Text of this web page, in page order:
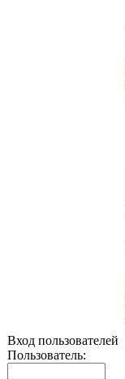
Вход пользователей
Пользователь: